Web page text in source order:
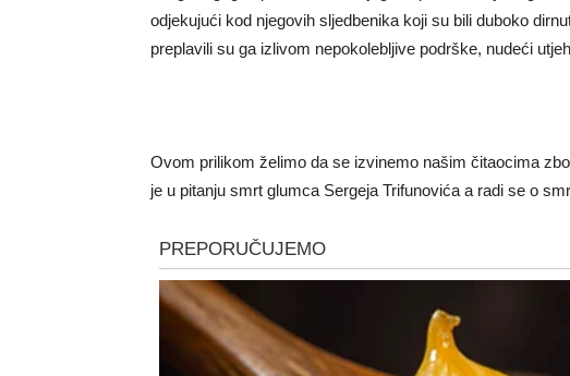
odjekujući kod njegovih sljedbenika koji su bili duboko
preplavili su ga izlivom nepokolebljive podrške, nudeći
Ovom prilikom želimo da se izvinemo našim čitaocima
je u pitanju smrt glumca Sergeja Trifunovića a radi se o